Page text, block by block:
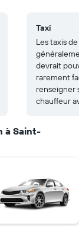
Taxi
Les taxis
devrait
rarement
renseigner
chauffeur
à Saint-